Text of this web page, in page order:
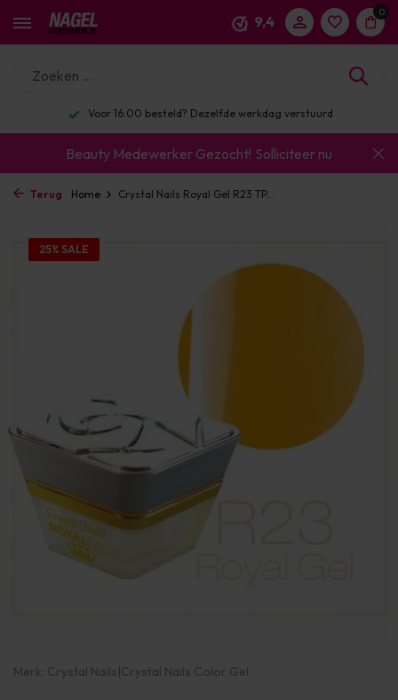
9,4
0
Enorm assortiment & alle bekende merken
Beauty Medewerker Gezocht! Solliciteer nu
Terug Home Crystal Nails Royal Gel R23 TP...
25% SALE
Merk: Crystal Nails|Crystal Nails Color Gel